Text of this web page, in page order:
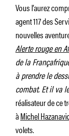
Vous l’aurez
agent 117 des
nouvelles
Alerte rouge en
de la
à prendre le
combat. Et il va
réalisateur de ce
àMichel
volets.